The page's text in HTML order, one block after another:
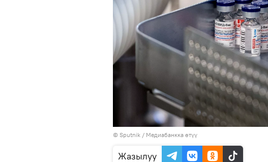
© Sputnik / Медиабанкка өтүү
Жазылуу